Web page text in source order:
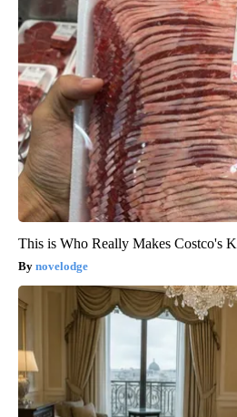
This is Who Really Makes Costco's
novelodge